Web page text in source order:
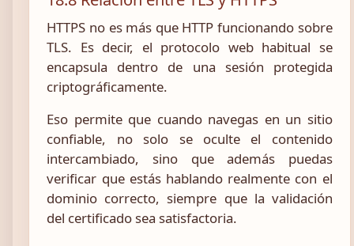
HTTPS no es más que HTTP funcionando sobre
TLS. Es decir, el protocolo web habitual se
encapsula dentro de una sesión protegida
criptográficamente.
Eso permite que cuando navegas en un sitio
confiable, no solo se oculte el contenido
intercambiado, sino que además puedas
verificar que estás hablando realmente con el
dominio correcto, siempre que la validación
del certificado sea satisfactoria.